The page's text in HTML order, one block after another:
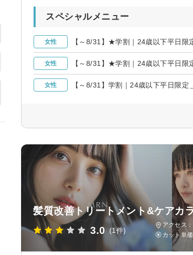
スペシャルメニュー
女性 【～8/31】★学割｜24歳以下平日限
女性 【～8/31】★学割｜24歳以下平日
女性 【～8/31】学割｜24歳以下平日限
髪質改善トリートメント&ケアカ
3.0 (1件)
アクセス
カット単